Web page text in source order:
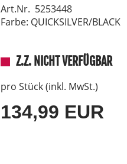
Art.Nr. 5253448
Farbe: QUICKSILVER/BLACK
Z.Z. NICHT VERFÜGBAR
pro Stück (inkl. MwSt.)
134,99 EUR